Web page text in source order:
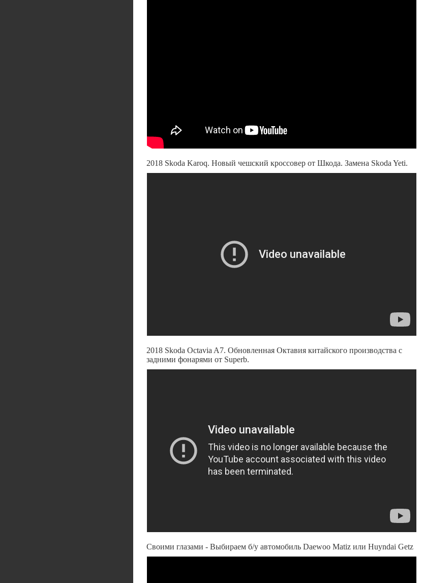
2018 Skoda Karoq. Новый чешский кроссовер от Шкода. Замена Skoda Yeti.
2018 Skoda Octavia A7. Обновленная Октавия китайского производства с
задними фонарями от Superb.
Своими глазами - Выбираем б/у автомобиль Daewoo Matiz или Huyndai Getz